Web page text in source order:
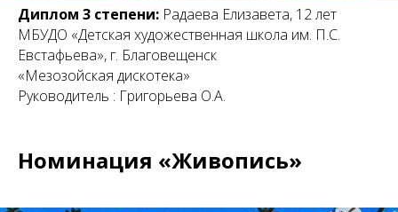
Диплом 3 степени: Радаева Елизавета, 12 лет
МБУДО «Детская художественная школа им. П.С.
Евстафьева», г. Благовещенск
«Мезозойская дискотека»
Руководитель : Григорьева О.А.
Номинация «Живопись»